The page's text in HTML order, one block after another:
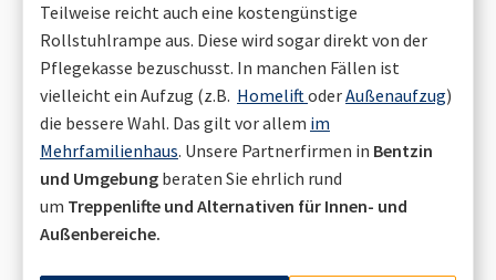
Teilweise reicht auch eine kostengünstige
Rollstuhlrampe aus. Diese wird sogar direkt von der
Pflegekasse bezuschusst. In manchen Fällen ist
vielleicht ein Aufzug (z.B. HomeliftoderAußenaufzug)
die bessere Wahl. Das gilt vor allem im
Mehrfamilienhaus. Unsere Partnerfirmen in Bentzin
und Umgebung beraten Sie ehrlich rund
um Treppenlifte und Alternativen für Innen- und
Außenbereiche.